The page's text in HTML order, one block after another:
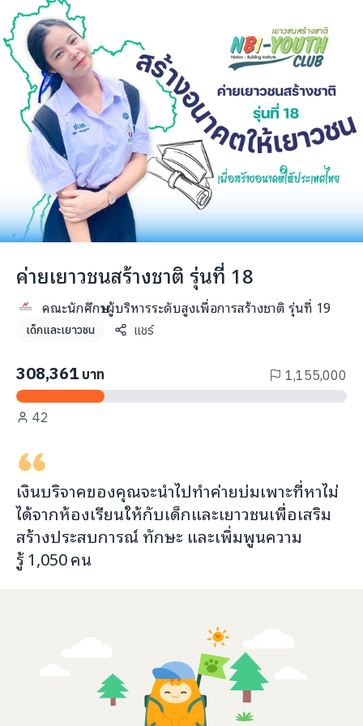
ค่ายเยาวชนสร้างชาติ รุ่นที่ 18
คณะนักศึกษาผู้บริหารระดับสูงเพื่อการสร้างชาติ รุ่นที่ 19
เด็กและเยาวชน แชร์
308,361 บาท 1,155,000
42
เงินบริจาคของคุณจะนำไปทำค่ายบ่มเพาะที่หาไม่
ได้จากห้องเรียนให้กับเด็กและเยาวชนเพื่อเสริม
สร้างประสบการณ์ ทักษะ และเพิ่มพูนความ
รู้1,050คน